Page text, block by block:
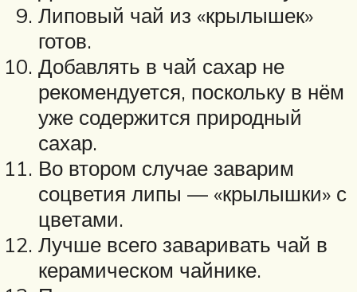
Липовый чай из «крылышек»
готов.
Добавлять в чай сахар не
рекомендуется, поскольку в нём
уже содержится природный
сахар.
Во втором случае заварим
соцветия липы — «крылышки» с
цветами.
Лучше всего заваривать чай в
керамическом чайнике.